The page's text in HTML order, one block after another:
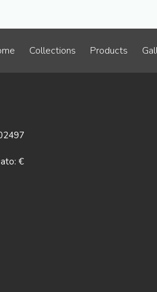
Collections Products
€